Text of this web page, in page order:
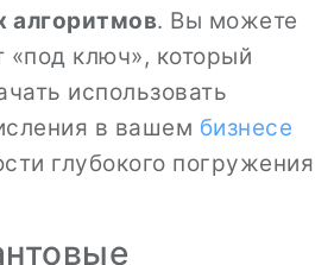
алгоритмов. Вы можете
«под ключ», который
использовать
в вашем бизнесе
глубокого погружения